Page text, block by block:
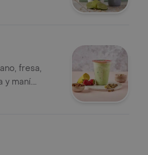
los
fresa,
y maní.